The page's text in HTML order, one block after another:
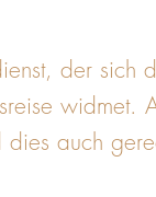
der sich
widmet.
dies auch